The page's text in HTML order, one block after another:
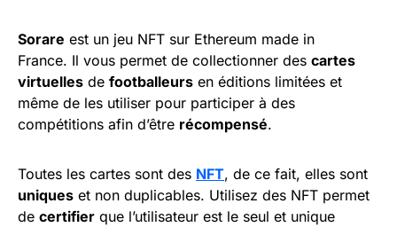
Sorare est un jeu NFT sur Ethereum made in
France. Il vous permet de collectionner des cartes
virtuelles de footballeurs en éditions limitées et
même de les utiliser pour participer à des
compétitions afin d’être récompensé.
Toutes les cartes sont des NFT, de ce fait, elles sont
uniques et non duplicables. Utilisez des NFT permet
de certifier que l’utilisateur est le seul et unique